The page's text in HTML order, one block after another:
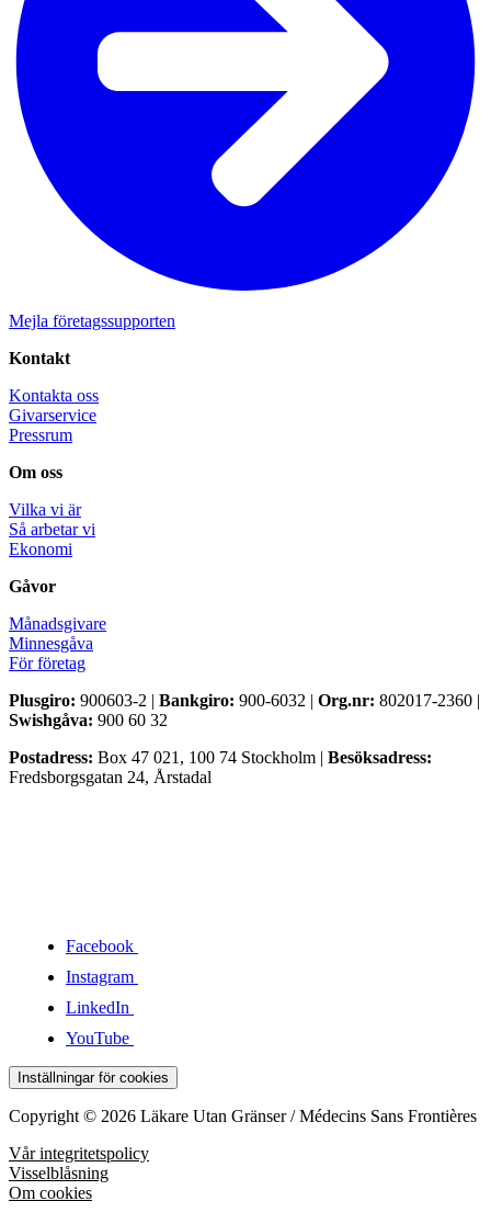
Mejla företagssupporten
Kontakt
Kontakta oss
Givarservice
Pressrum
Om oss
Vilka vi är
Så arbetar vi
Ekonomi
Gåvor
Månadsgivare
Minnesgåva
För företag
Plusgiro: 900603-2 | Bankgiro: 900-6032 | Org.nr: 802017-2360 |
Swishgåva: 900 60 32
Postadress: Box 47 021, 100 74 Stockholm | Besöksadress:
Fredsborgsgatan 24, Årstadal
Facebook
Instagram
LinkedIn
YouTube
Inställningar för cookies
Copyright © 2026 Läkare Utan Gränser / Médecins Sans Frontières
Vår integritetspolicy
Visselblåsning
Om cookies